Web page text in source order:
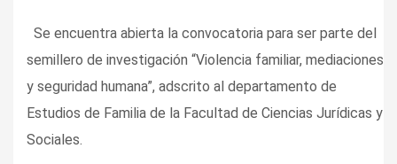
Se encuentra abierta la convocatoria para ser parte del
semillero de investigación “Violencia familiar, mediaciones
y seguridad humana”, adscrito al departamento de
Estudios de Familia de la Facultad de Ciencias Jurídicas y
Sociales.